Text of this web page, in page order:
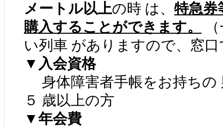
メートル以上の時 は、 特急券
購入することができます。
い列車 がありますので、窓
▼入会資格
身体障害者手帳をお持ちの
５ 歳以上の方
▼年会費